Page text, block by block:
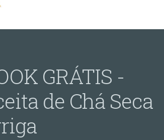
GRÁTIS -
de Chá Seca